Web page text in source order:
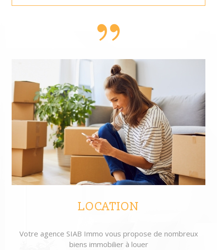
LOCATION
Votre agence SIAB Immo vous propose de nombreux
biens immobilier à louer